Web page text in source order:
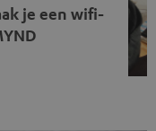
je een wifi-